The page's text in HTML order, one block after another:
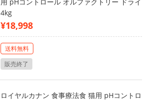
用 pHコントロール オルファクトリー ドライ
4kg
¥18,998
送料無料
販売終了
ロイヤルカナン 食事療法食 猫用 pHコントロ